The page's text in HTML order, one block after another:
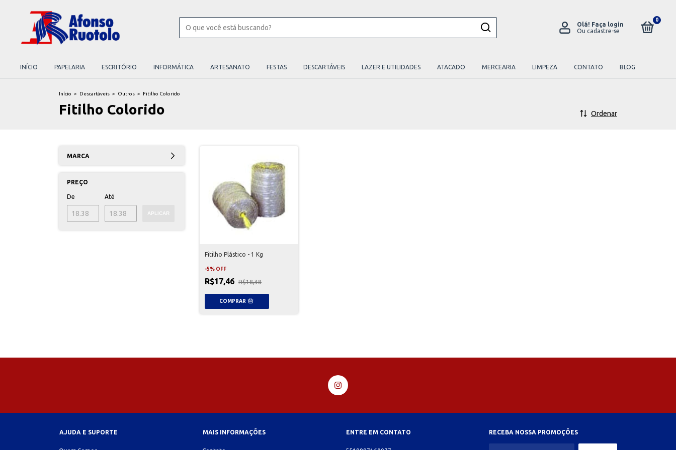
Olá! Faça login
Ou cadastre-se
0
INÍCIO PAPELARIA ESCRITÓRIO INFORMÁTICA ARTESANATO FESTAS DESCARTÁVEIS LAZER E UTILIDADES ATACADO MERCEARIA LIMPEZA CONTATO BLOG
Início > Descartáveis > Outros > Fitilho Colorido
Fitilho Colorido Ordenar
MARCA
PREÇO
De Até
APLICAR
Fitilho Plástico - 1 Kg
-5% OFF
R$17,46 R$18,38
AJUDA E SUPORTE MAIS INFORMAÇÕES ENTRE EM CONTATO RECEBA NOSSA PROMOÇÕES